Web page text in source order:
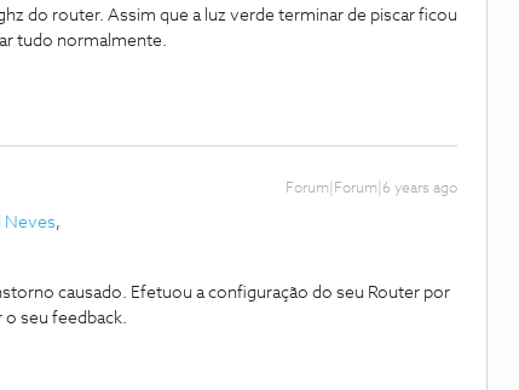
do router. Assim que a luz verde terminar de piscar ficou
tudo normalmente.
Forum|Forum|6 years ago
Neves,
causado. Efetuou a configuração do seu Router por
o seu feedback.